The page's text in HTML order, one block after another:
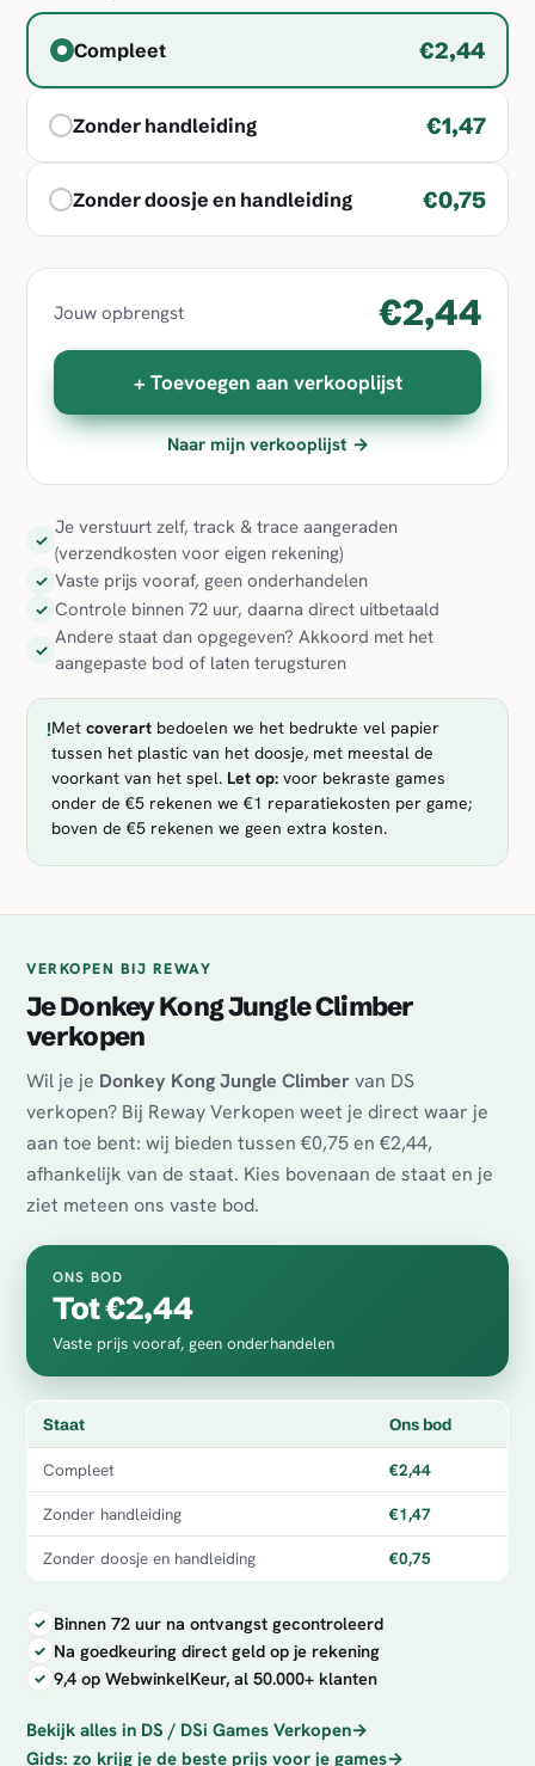
Compleet €2,44
Zonder handleiding €1,47
Zonder doosje en handleiding €0,75
Jouw opbrengst €2,44
+ Toevoegen aan verkooplijst
Naar mijn verkooplijst →
✓
Je verstuurt zelf, track & trace aangeraden
(verzendkosten voor eigen rekening)
✓ Vaste prijs vooraf, geen onderhandelen
✓ Controle binnen 72 uur, daarna direct uitbetaald
✓
Andere staat dan opgegeven? Akkoord met het
aangepaste bod of laten terugsturen
!Met coverart bedoelen we het bedrukte vel papier
tussen het plastic van het doosje, met meestal de
voorkant van het spel. Let op: voor bekraste games
onder de €5 rekenen we €1 reparatiekosten per game;
boven de €5 rekenen we geen extra kosten.
VERKOPEN BIJ REWAY
Je Donkey Kong Jungle Climber
verkopen
Wil je je Donkey Kong Jungle Climbervan DS
verkopen? Bij Reway Verkopen weet je direct waar je
aan toe bent: wij bieden tussen €0,75 en €2,44,
afhankelijk van de staat. Kies bovenaan de staat en je
ziet meteen ons vaste bod.
ONS BOD
Tot €2,44
Vaste prijs vooraf, geen onderhandelen
Staat Ons bod
Compleet €2,44
Zonder handleiding €1,47
Zonder doosje en handleiding €0,75
Binnen 72 uur na ontvangst gecontroleerd
Na goedkeuring direct geld op je rekening
9,4 op WebwinkelKeur, al 50.000+ klanten
Bekijk alles in DS / DSi Games Verkopen→
Gids: zo krijg je de beste prijs voor je games→